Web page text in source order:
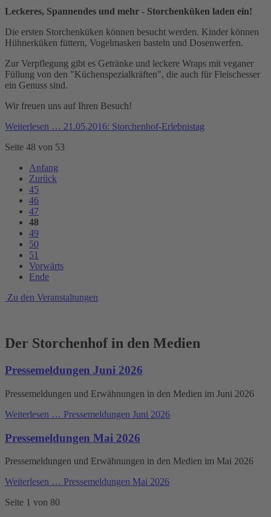
Leckeres, Spannendes und mehr - Storchenküken laden ein!
Die ersten Storchenküken können besucht werden. Kinder können
Hühnerküken füttern, Vogelmasken basteln und Dosenwerfen.
Zur Verpflegung gibt es Getränke und leckere Wraps mit veganer
Füllung von den "Küchenspezialkräften", die auch für Fleischesser
ein Genuss sind.
Wir freuen uns auf Ihren Besuch!
Weiterlesen … 21.05.2016: Storchenhof-Erlebnistag
Seite 48 von 53
Anfang
Zurück
45
46
47
48
49
50
51
Vorwärts
Ende
Zu den Veranstaltungen
Der Storchenhof in den Medien
Pressemeldungen Juni 2026
Pressemeldungen und Erwähnungen in den Medien im Juni 2026
Weiterlesen … Pressemeldungen Juni 2026
Pressemeldungen Mai 2026
Pressemeldungen und Erwähnungen in den Medien im Mai 2026
Weiterlesen … Pressemeldungen Mai 2026
Seite 1 von 80